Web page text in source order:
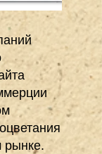
рынке.